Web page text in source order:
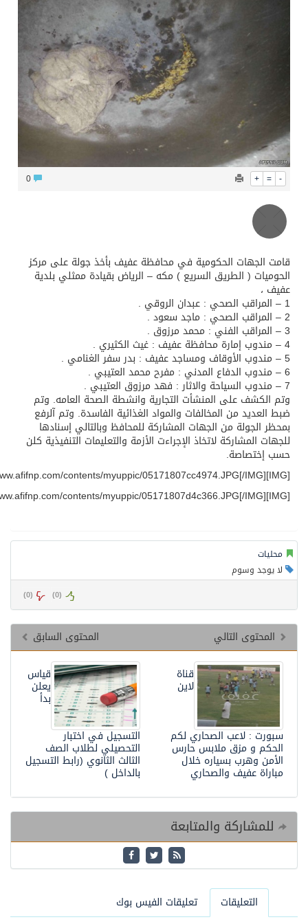
محافظ عفيف يؤدي صلاة عيد الأضحى
الجهات الحكومية في محافظة عفيف بأخذ جولة على مركز
( الطريق السريع ) مكه – الرياض بقيادة ممثلي بلدية
على المنشأت التجارية وانشطة الصحة العامه. وتم
من المخالفات والمواد الغذائية الفاسدة. وتم آلرفع
الجولة من الجهات المشاركة للمحافظ وبالتالي إسنادها
المشاركة لاتخاذ الإجراءت الأزمة والتعليمات التنفيذية كلن
إختصاصة.
وسوم
(
0
)
المحتوى السابق
التالي
قياس
يعلن
بدأ
التسجيل في اختبار
التحصيلي لطلاب الصف
الثالث الثانوي (رابط التسجيل
بالداخل )
قناة
لاين
: لاعب الصحاري لكم
و مزق ملابس حارس
وهرب بسياره خلال
عفيف والصحاري
والمتابعة
التعليقات تعليقات الفيس بوك